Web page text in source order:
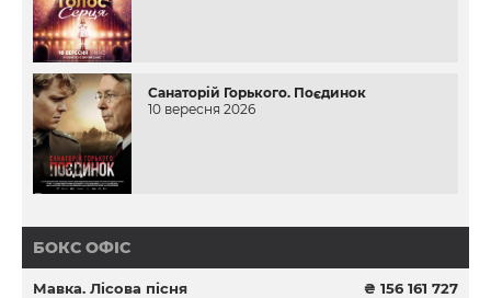
Санаторій Горького. Поєдинок
10 вересня 2026
БОКС ОФІС
Мавка. Лісова пісня ₴ 156 161 727